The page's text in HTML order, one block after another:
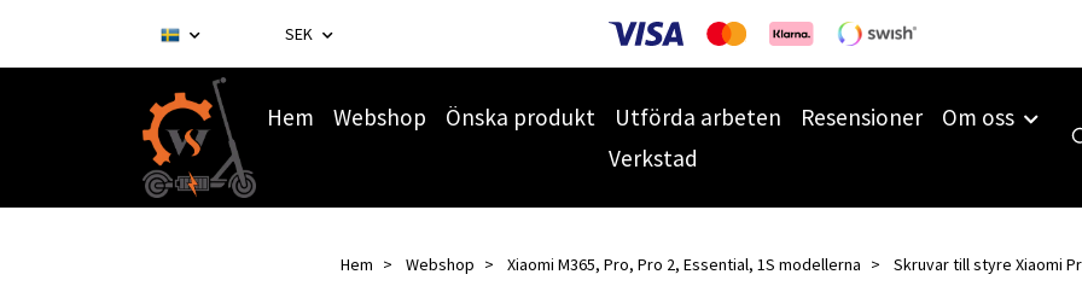
SEK
Hem Webshop Önska produkt Utförda arbeten Resensioner
Om oss
Verkstad
Hem Webshop Xiaomi M365, Pro, Pro 2, Essential, 1S modellerna Skruvar till styre Xiaomi